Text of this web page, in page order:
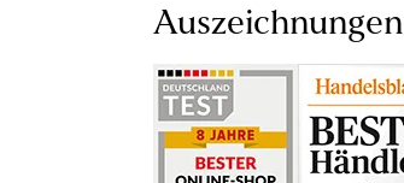
Auszeichnungen